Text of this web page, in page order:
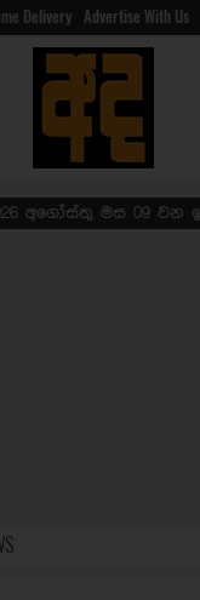
Delivery Advertise With Us
අගෝස්තු මස 09 වන